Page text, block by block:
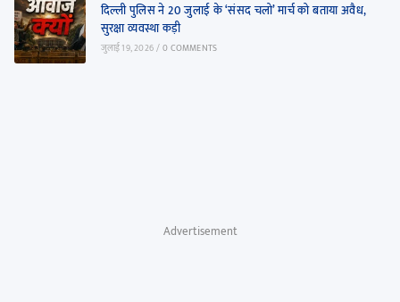
दिल्ली पुलिस ने 20 जुलाई के ‘संसद चलो’ मार्च को बताया अवैध,
सुरक्षा व्यवस्था कड़ी
जुलाई 19, 2026/0 COMMENTS
Advertisement